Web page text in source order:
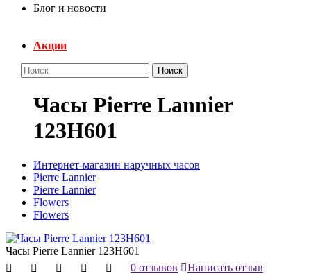
Блог и новости
Акции
Поиск
Часы Pierre Lannier
123H601
Интернет-магазин наручных часов
Pierre Lannier
Pierre Lannier
Flowers
Flowers
Часы Pierre Lannier 123H601
0 отзывов
Написать отзыв